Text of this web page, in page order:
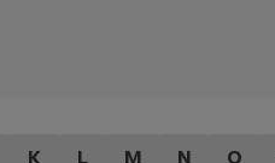
K L M N O